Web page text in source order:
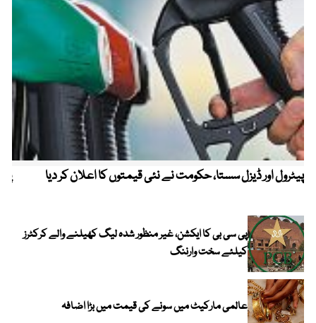
پیٹرول اور ڈیزل سستا، حکومت نے نئی قیمتوں کا اعلان کر دیا
پی سی بی کا ایکشن، غیر منظور شدہ لیگ کھیلنے والے کرکٹرز
کیلئے سخت وارننگ
عالمی مارکیٹ میں سونے کی قیمت میں بڑا اضافہ